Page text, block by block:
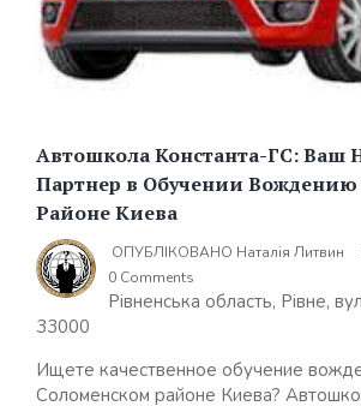
Автошкола Константа-ГС: Ваш
Партнер в Обучении
Районе Киева
ОПУБЛІКОВАНО Наталія Литвин
0 Comments
Рівненська область, Рівне,
33000
Ищете качественное обучение
Соломенском районе Киева?